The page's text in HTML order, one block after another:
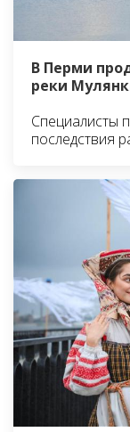
В Перми
реки
Специалисты
последствия